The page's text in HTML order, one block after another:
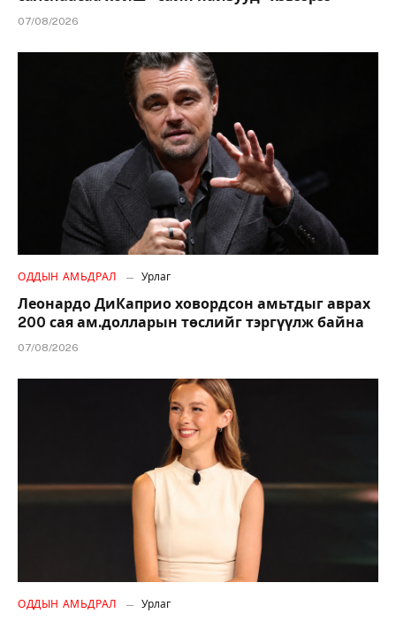
07/08/2026
ОДДЫН АМЬДРАЛ Урлаг
Леонардо ДиКаприо ховордсон амьтдыг аврах
200 сая ам.долларын төслийг тэргүүлж байна
07/08/2026
ОДДЫН АМЬДРАЛ Урлаг